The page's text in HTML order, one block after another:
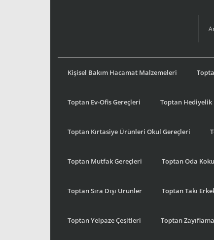
Kişisel Bakım Hacamat Malzemeleri
Toptan Ev-Ofis Gereçleri Toptan Hediyelik
Toptan Kırtasiye Ürünleri Okul Gereçleri
Toptan Mutfak Gereçleri Toptan Oda
Toptan Sıra Dışı Ürünler Toptan Takı
Toptan Yelpaze Çeşitleri Toptan